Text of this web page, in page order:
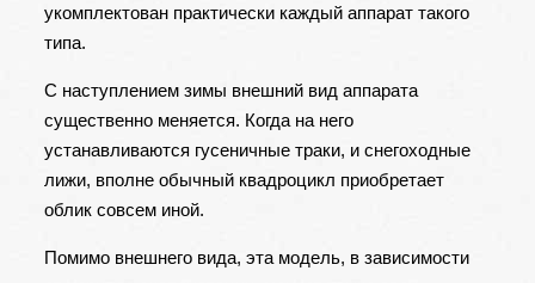
укомплектован практически каждый аппарат такого
типа.
С наступлением зимы внешний вид аппарата
существенно меняется. Когда на него
устанавливаются гусеничные траки, и снегоходные
лижи, вполне обычный квадроцикл приобретает
облик совсем иной.
Помимо внешнего вида, эта модель, в зависимости